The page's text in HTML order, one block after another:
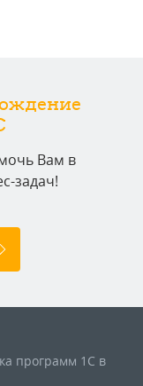
Вам в
задач!
программ 1С в